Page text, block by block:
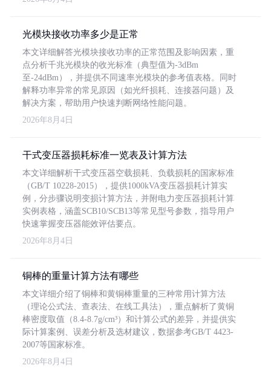
光模块接收功率多少是正常
本文详细解答光模块接收功率的正常范围及影响因素，重
点分析千兆光模块的收光标准（典型值为-3dBm
至-24dBm），并提供不同速率光模块的参考值表格。同时
解释功率异常的常见原因（如光纤损耗、连接器问题）及
解决方案，帮助用户快速判断网络性能问题。
2026年8月4日
干式变压器损耗标准一览表及计算方法
本文详细解析干式变压器空载损耗、负载损耗的国家标准
（GB/T 10228-2015），提供1000kVA变压器损耗计算实
例，分步骤说明变损计算方法，并附电力变压器损耗计算
实例表格，涵盖SCB10/SCB13等常见型号参数，指导用户
快速掌握变压器能效评估要点。
2026年8月4日
铜棒的重量计算方法有哪些
本文详细介绍了铜棒和黄铜棒重量的三种常用计算方法
（理论公式法、查表法、在线工具法），重点解析了黄铜
棒密度取值（8.4-8.7g/cm³）和计算公式的差异，并提供实
际计算案例、误差分析及选材建议，数据参考GB/T 4423-
2007等国家标准。
2026年8月4日